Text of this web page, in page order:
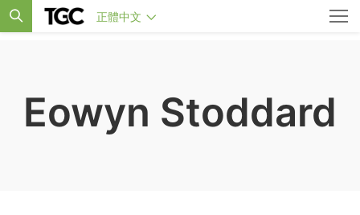
正體中文
Eowyn Stoddard